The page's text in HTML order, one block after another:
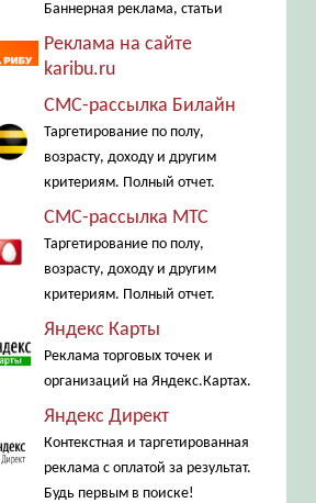
Баннерная реклама, статьи
Реклама на сайте
karibu.ru
СМС-рассылка Билайн
Таргетирование по полу,
возрасту, доходу и другим
критериям. Полный отчет.
СМС-рассылка МТС
Таргетирование по полу,
возрасту, доходу и другим
критериям. Полный отчет.
Яндекс Карты
Реклама торговых точек и
организаций на Яндекс.Картах.
Яндекс Директ
Контекстная и таргетированная
реклама с оплатой за результат.
Будь первым в поиске!